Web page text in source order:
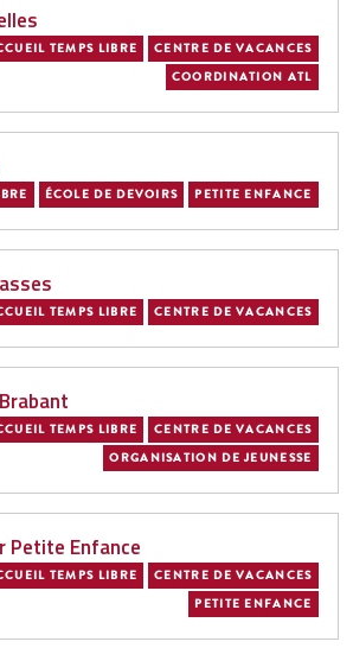
TEMPS LIBRE
CENTRE DE VACANCES
COORDINATION ATL
ÉCOLE DE DEVOIRS PETITE ENFANCE
TEMPS LIBRE CENTRE DE VACANCES
TEMPS LIBRE
CENTRE DE VACANCES
ORGANISATION DE JEUNESSE
Petite Enfance
TEMPS LIBRE
CENTRE DE VACANCES
PETITE ENFANCE